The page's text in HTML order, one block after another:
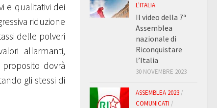
e qualitativi dei
riduzione
delle polveri
allarmanti,
dovrà
gli stessi di
L'ITALIA
Il video della 7ª
Assemblea
nazionale di
Riconquistare
l’Italia
30 NOVEMBRE 2023
ASSEMBLEA 2023 /
COMUNICATI /